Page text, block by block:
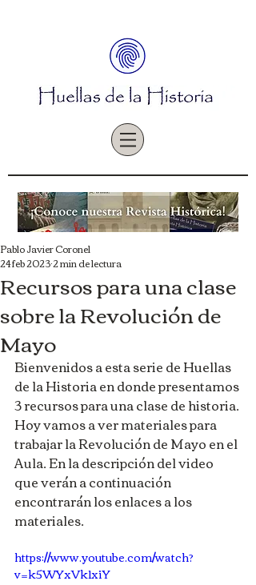
Recursos para una clase
sobre la Revolución de
Mayo
Pablo Javier Coronel
24 feb 20232 min de lectura
Bienvenidos a esta serie de Huellas
de la Historia en donde presentamos
3 recursos para una clase de historia.
Hoy vamos a ver materiales para
trabajar la Revolución de Mayo en el
Aula. En la descripción del video
que verán a continuación
encontrarán los enlaces a los
materiales.
https://www.youtube.com/watch?
v=k5WYxVk1xiY